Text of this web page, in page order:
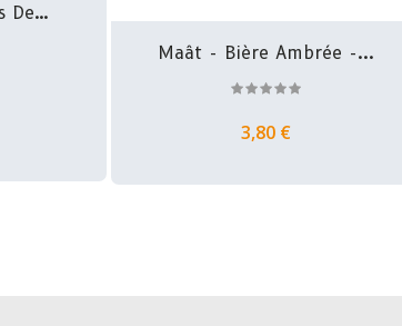
De
Maât - Bière Ambrée -...
3,80 €